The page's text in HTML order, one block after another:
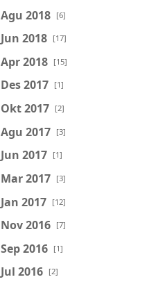
Agu 2018 [6]
Jun 2018 [17]
Apr 2018 [15]
Des 2017 [1]
Okt 2017 [2]
Agu 2017 [3]
Jun 2017 [1]
Mar 2017 [3]
Jan 2017 [12]
Nov 2016 [7]
Sep 2016 [1]
Jul 2016 [2]